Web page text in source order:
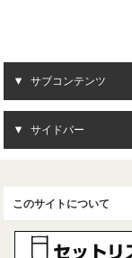
サブコンテンツ
サイドバー
このサイトについて